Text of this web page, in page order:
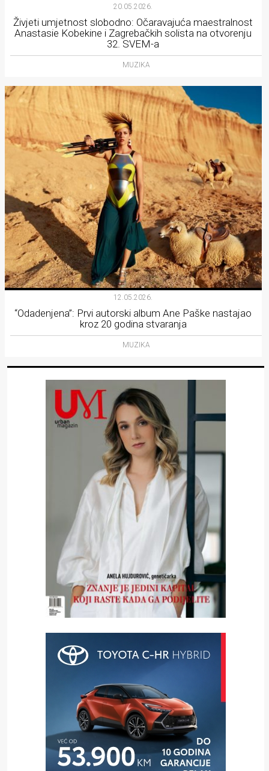
20.05.2026.
Živjeti umjetnost slobodno: Očaravajuća maestralnost
Anastasie Kobekine i Zagrebačkih solista na otvorenju
32. SVEM-a
MUZIKA
12.05.2026.
“Odadenjena”: Prvi autorski album Ane Paške nastajao
kroz 20 godina stvaranja
MUZIKA